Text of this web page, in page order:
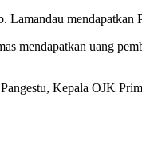
mendapatkan
mendapatkan uang
Kepala OJK